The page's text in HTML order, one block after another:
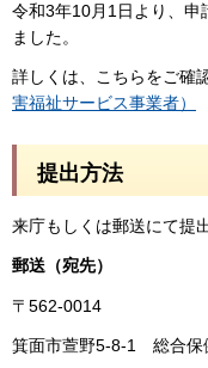
令和3年10月1日より、申
ました。
詳しくは、こちらをご確
害福祉サービス事業者）
提出方法
来庁もしくは郵送にて提
郵送（宛先）
〒562-0014
箕面市萱野5-8-1 総合保